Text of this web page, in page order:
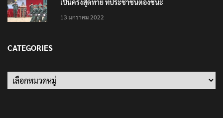
เป็นครั้งสุดท้าย ที่ประชาชนต้องชนะ
13 มกราคม 2022
CATEGORIES
Categories